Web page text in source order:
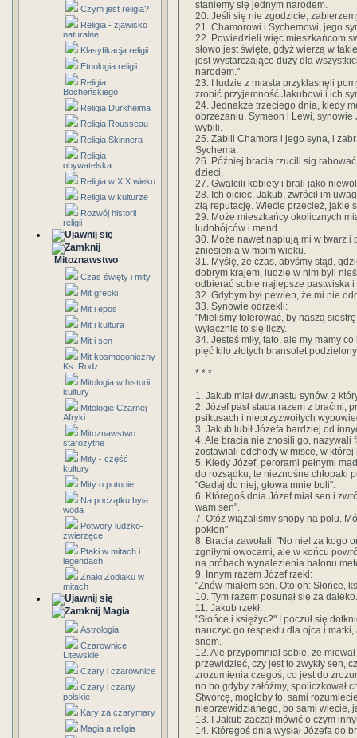
Czym jest religia?
Religia - zjawisko
naturalne
Klasyfikacja religii
Etnologia religii
Religia
Bocheńskiego
Religia Durkheima
Religia Rousseau
Religia Skinnera
Religia
obywatelska
Religia w XIX wieku
Religia w kulturze
Rozwój historii
religii
Mitoznawstwo
Czas święty i mity
Mit grecki
Mit i epos
Mit i kultura
Mit i sen
Mit kosmogoniczny
Ks. Rodz.
Mitologia w historii
kultury
Mitologie Czarnej
Afryki
Mitoznawstwo
starożytne
Mity - część
kultury
Mity o potopie
Na początku była
woda
Potwory ludzko-
zwierzęce
Ptaki w mitach i
legendach
Znaki Zodiaku w
mitach
Magia
Astrologia
Czarownice
Litewskie
Czary i czarownice
Czary i czarty
polskie
Kary za czarymary
Magia a religia
staniemy się jednym narodem.
20. Jeśli się nie zgodzicie,
21. Chamorowi i Sychemowi, jego
22. Powiedzieli więc mieszkańcom
słowo jest święte, gdyż wierzą w
jest wystarczająco duży dla
narodem."
23. I ludzie z miasta przyklasnęli
zrobić przyjemność Jakubowi i ich
24. Jednakże trzeciego dnia, kiedy
obrzezaniu, Symeon i Lewi,
wybili.
25. Zabili Chamora i jego syna, i
Sychema.
26. Później bracia rzucili sig
dzieci,
27. Gwałcili kobiety i brali jako
28. Ich ojciec, Jakub, zwrócił im
złą reputację. Wiecie przecież, jakie
29. Może mieszkańcy okolicznych
ludobójców i mend.
30. Może nawet naplują mi w twarz i
zniesienia w moim wieku.
31. Myślę, że czas, abyśmy stąd,
dobrym krajem, ludzie w nim byli
odbierać sobie najlepsze pastwiska
32. Gdybym był pewien, że mi nie
33. Synowie odrzekli:
"Mieliśmy tolerować, by naszą
wyłącznie to się liczy.
34. Jesteś miły, tato, ale my mamy
pięć kilo złotych bransolet
* * *
1. Jakub miał dwunastu synów, z
2. Józef pasł stada razem z braćmi,
psikusach i nieprzyzwoitych
3. Jakub lubił Józefa bardziej od
4. Ale bracia nie znosili go, nazywali
zostawiali odchody w misce, w
5. Kiedy Józef, perorami pełnymi
do rozsądku, te nieznośne chłopaki
"Gadaj do niej, głowa mnie boli".
6. Któregoś dnia Józef miał sen i
wam sen".
7. Otóż wiązaliśmy snopy na polu.
pokłon".
8. Bracia zawołali: "No nie! za kogo
zgniłymi owocami, ale w końcu
na próbach wynalezienia balonu
9. Innym razem Józef rzekł:
"Znów miałem sen. Oto on: Słońce,
10. Tym razem posunął się za
11. Jakub rzekł:
"Słońce i księżyc?" I poczuł się
nauczyć go respektu dla ojca i
snom.
12. Ale przypomniał sobie, że
przewidzieć, czy jest to zwykły sen,
zrozumienia czegoś, co jest do
no bo gdyby załóżmy, spoliczkował
Stwórcę, mogłoby to, sami
nieprzewidzianego, bo sami wiecie,
13. I Jakub zaczął mówić o czym
14. Któregoś dnia wysłał Józefa do